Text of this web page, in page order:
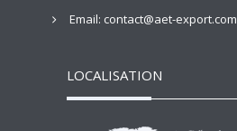
Email: contact@aet-export.com
LOCALISATION